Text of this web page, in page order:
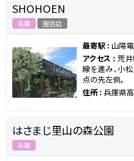
SHOHOEN
兵庫 園芸店
最寄駅 : 山陽
アクセス : 荒
線を進み、小
点の先左側。
住所 : 兵庫県
はさまじ里山の森公園
兵庫